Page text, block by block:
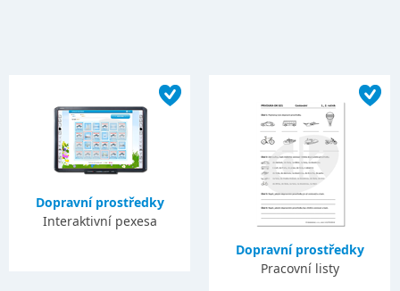
Dopravní prostředky
Interaktivní pexesa
Dopravní prostředky
Pracovní listy